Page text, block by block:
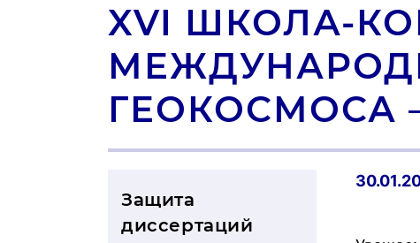
XVI ШКОЛА-
ГЕОКОСМОСА
Защита
диссертаций